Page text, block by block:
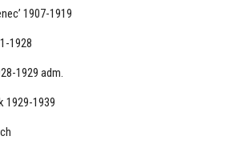
1907-1919
1928
1929 adm.
1929-1939